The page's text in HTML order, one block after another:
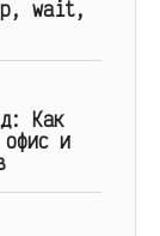
wait,
Как
офис и